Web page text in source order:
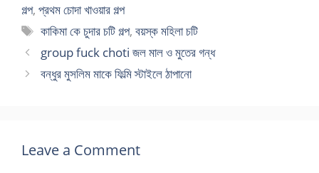
গল্প, প্রথম চোদা খাওয়ার গল্প
Tags
কাকিমা কে চুদার চটি গল্প,বয়স্ক মহিলা চটি
group fuck choti জল মাল ও মুতের গন্ধ
বন্ধুর মুসলিম মাকে ফিল্মি স্টাইলে ঠাপানো
Leave a Comment